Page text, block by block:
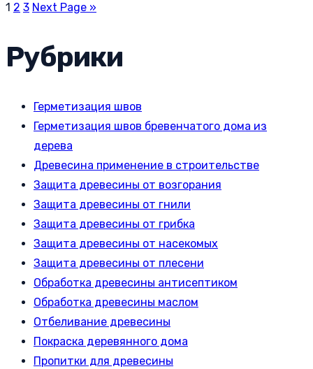
1 2 3 Next Page »
Рубрики
Герметизация швов
Герметизация швов бревенчатого дома из
дерева
Древесина применение в строительстве
Защита древесины от возгорания
Защита древесины от гнили
Защита древесины от грибка
Защита древесины от насекомых
Защита древесины от плесени
Обработка древесины антисептиком
Обработка древесины маслом
Отбеливание древесины
Покраска деревянного дома
Пропитки для древесины